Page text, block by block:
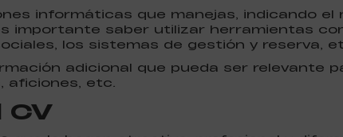
informáticas que manejas, indicando el
importante saber utilizar herramientas
los sistemas de gestión y reserva,
adicional que pueda ser relevante
aficiones, etc.
CV